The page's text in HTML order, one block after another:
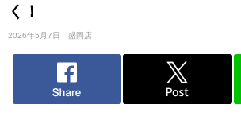
く！
2026年5月7日 盛岡店